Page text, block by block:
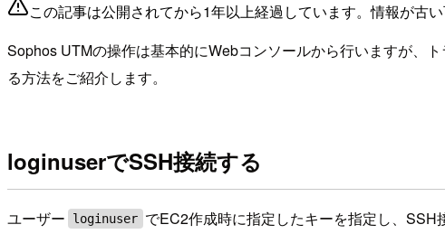
この記事は公開されてから1年以上経過しています。情報が古
Sophos UTMの操作は基本的にWebコンソールから行いますが、
る方法をご紹介します。
loginuserでSSH接続する
ユーザー loginuser でEC2作成時に指定したキーを指定し、SSH